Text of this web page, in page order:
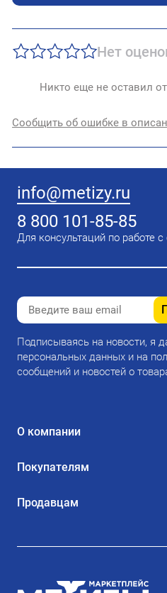
Нет
Никто еще не оставил
Сообщить об ошибке в
info@metizy.ru
8 800 101-85-85
Для консультаций по работе с
Подписываясь на новости, я
персональных данных и на
сообщений и новостей о
О компании
Покупателям
Продавцам